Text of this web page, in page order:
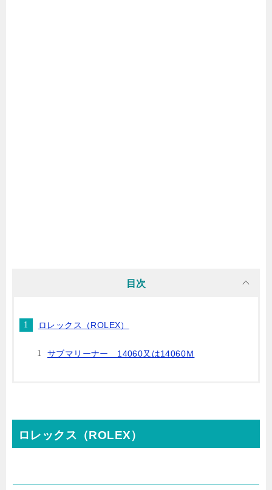
目次
ロレックス（ROLEX）
サブマリーナー 14060又は14060Ｍ
ロレックス（ROLEX）